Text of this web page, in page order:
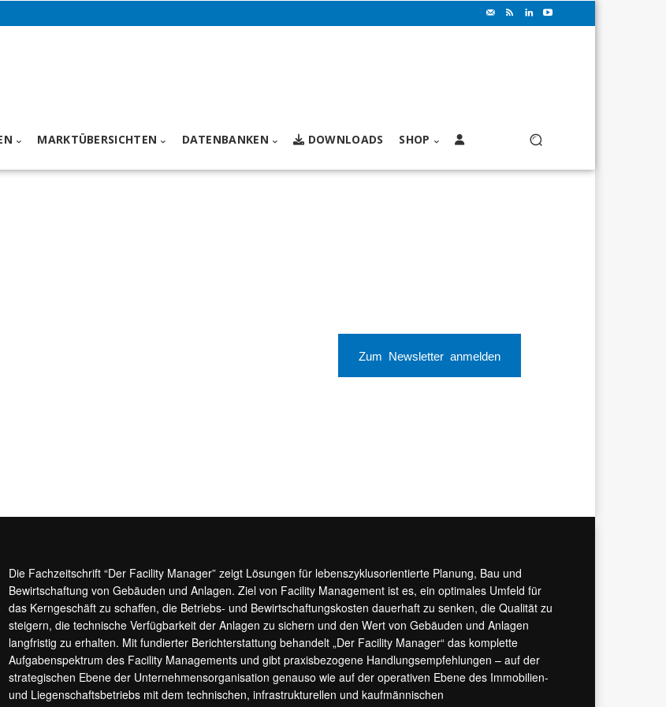
MARKTÜBERSICHTEN DATENBANKEN DOWNLOADS SHOP
Zum Newsletter anmelden
Die Fachzeitschrift “Der Facility Manager” zeigt Lösungen für lebenszyklusorientierte Planung, Bau und
Bewirtschaftung von Gebäuden und Anlagen. Ziel von Facility Management ist es, ein optimales Umfeld für
das Kerngeschäft zu schaffen, die Betriebs- und Bewirtschaftungskosten dauerhaft zu senken, die Qualität zu
steigern, die technische Verfügbarkeit der Anlagen zu sichern und den Wert von Gebäuden und Anlagen
langfristig zu erhalten. Mit fundierter Berichterstattung behandelt „Der Facility Manager“ das komplette
Aufgabenspektrum des Facility Managements und gibt praxisbezogene Handlungsempfehlungen – auf der
strategischen Ebene der Unternehmensorganisation genauso wie auf der operativen Ebene des Immobilien-
und Liegenschaftsbetriebs mit dem technischen, infrastrukturellen und kaufmännischen